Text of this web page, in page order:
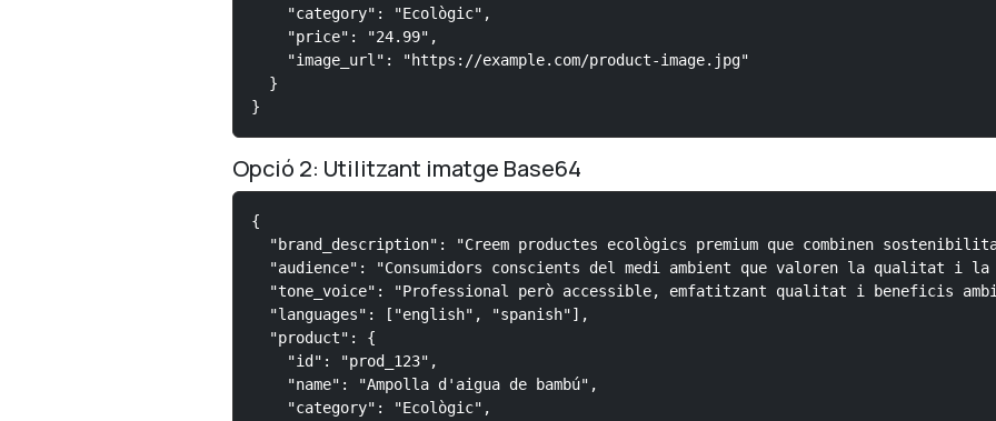
    "category": "Ecològic",
    "price": "24.99",
    "image_url": "https://example.com/product-image.jpg"
  }
}
Opció 2: Utilitzant imatge Base64
{
"brand_description": "Creem productes ecològics premium que combinen
"audience": "Consumidors conscients del medi ambient que valoren la qualitat i la
"tone_voice": "Professional però accessible, emfatitzant qualitat i beneficis
  "languages": ["english", "spanish"],
  "product": {
    "id": "prod_123",
    "name": "Ampolla d'aigua de bambú",
    "category": "Ecològic",